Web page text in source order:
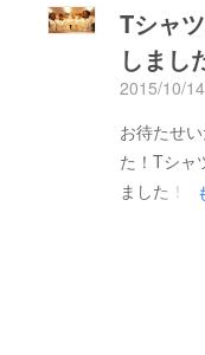
さん モデ
なる志村
ババコン後
かかり、と
ていました
リスト（昨
院にきれ
タイリス
世界をぜひ
ださい！！！
め若者１
ジ」詳細
14日（土
（日）
Tシャ
しまし
2015/10/
お待たせ
た！Tシャ
ました！ 少し日本の